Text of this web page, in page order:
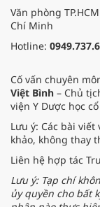
Văn phòng
Chí Minh
Hotline:
Cố vấn chuyên
Việt Bình – Chủ
viện Y Dược học
Lưu ý: Các bài
khảo, không thay
Liên hệ hợp tác
Lưu ý: Tạp chí
ủy quyền cho bất